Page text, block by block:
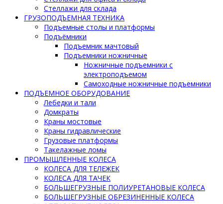
Стеллажи для склада
ГРУЗОПОДЪЕМНАЯ ТЕХНИКА
Подъемные столы и платформы
Подъёмники
Подъемник мачтовый
Подъемники ножничные
Ножничные подъемники с
электроподъемом
Самоходные ножничные подъемники
ПОДЪЕМНОЕ ОБОРУДОВАНИЕ
Лебедки и тали
Домкраты
Краны мостовые
Краны гидравлические
Грузовые платформы
Такелажные ломы
ПРОМЫШЛЕННЫЕ КОЛЕСА
КОЛЕСА ДЛЯ ТЕЛЕЖЕК
КОЛЕСА ДЛЯ ТАЧЕК
БОЛЬШЕГРУЗНЫЕ ПОЛИУРЕТАНОВЫЕ КОЛЕСА
БОЛЬШЕГРУЗНЫЕ ОБРЕЗИНЕННЫЕ КОЛЕСА